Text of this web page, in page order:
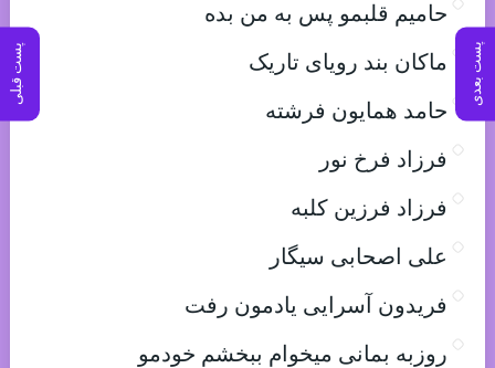
پست بعدی پست قبلی
حامیم قلبمو پس به من بده
ماکان بند رویای تاریک
حامد همایون فرشته
فرزاد فرخ نور
فرزاد فرزین کلبه
علی اصحابی سیگار
فریدون آسرایی یادمون رفت
روزبه بمانی میخوام ببخشم خودمو